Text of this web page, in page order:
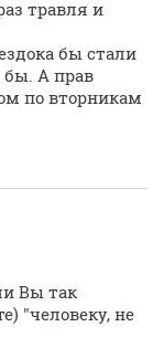
травля и
бы стали
бы. А прав
по вторникам
Вы так
"человеку, не